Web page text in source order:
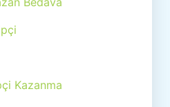
Kazanma